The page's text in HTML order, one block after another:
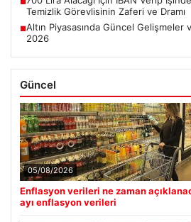
Temizlik Görevlisinin Zaferi ve Dramı
■Altın Piyasasında Güncel Gelişmeler
2026
Güncel
05/08/2026
Enflasyon verileri ne zaman
ayı enflasyon verileri